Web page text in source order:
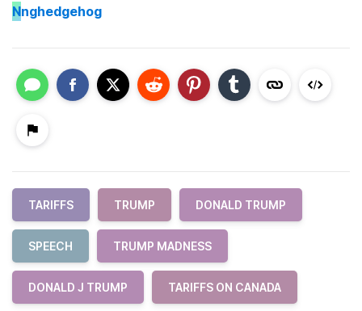
Nnghedgehog
TARIFFS TRUMP DONALD TRUMP
SPEECH TRUMP MADNESS
DONALD J TRUMP TARIFFS ON CANADA